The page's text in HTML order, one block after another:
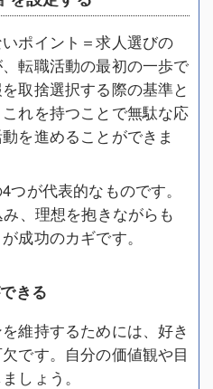
ポイント＝求人選びの
転職活動の最初の一歩で
取捨選択する際の基準と
れを持つことで無駄な応
を進めることができま
が代表的なものです。
、理想を抱きながらも
成功のカギです。
きる
維持するためには、好き
です。自分の価値観や目
しょう。